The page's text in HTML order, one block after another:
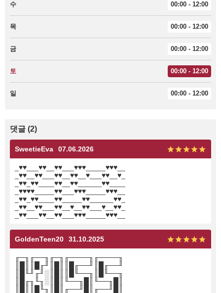
수 00:00 - 12:00
목 00:00 - 12:00
금 00:00 - 12:00
토 00:00 - 12:00
일 00:00 - 12:00
댓글 (2)
SweetieEva 07.06.2026
_♥♥___♥♥__♥♥___♥♥♥_____♥♥♥__
_♥♥__♥♥___♥♥__♥♥__♥___♥♥__♥_
_♥♥_♥♥____♥♥__♥♥______♥♥____
_♥♥♥♥_____♥♥___♥♥♥_____♥♥♥__
_♥♥_♥♥____♥♥_____♥♥______♥♥_
_♥♥__♥♥___♥♥__♥__♥♥___♥__♥♥_
_♥♥___♥♥__♥♥___♥♥♥_____♥♥♥__
GoldenTeen20 31.10.2025
╓─╖╓──╖╓─╖╓────╖╓────╖
║█║║█╓╜║█║║█╓──╜║█╓──╜
║█╙╜╓╜░║█║║█╙──╖║█╙──╖
║█╓╖╙╖░║█║╙──╖█║╙──╖█║
║█║║█╙╖║█║╓──╜█║╓──╜█║